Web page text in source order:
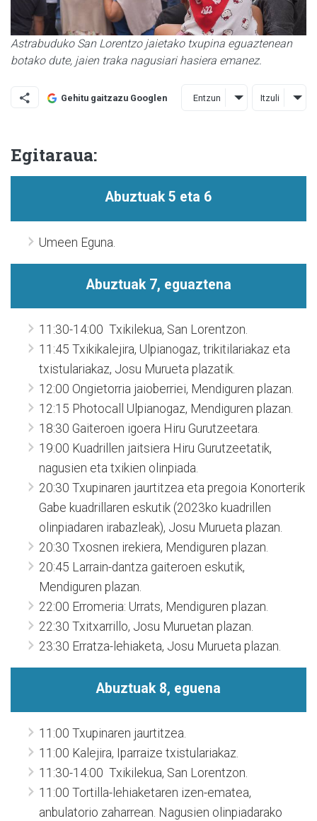
Astrabuduko San Lorentzo jaietako txupina eguaztenean
botako dute, jaien traka nagusiari hasiera emanez.
Gehitu gaitzazu Googlen Entzun Itzuli
Egitaraua:
Abuztuak 5 eta 6
Umeen Eguna.
Abuztuak 7, eguaztena
11:30-14:00 Txikilekua, San Lorentzon.
11:45 Txikikalejira, Ulpianogaz, trikitilariakaz eta
txistulariakaz, Josu Murueta plazatik.
12:00 Ongietorria jaioberriei, Mendiguren plazan.
12:15 Photocall Ulpianogaz, Mendiguren plazan.
18:30 Gaiteroen igoera Hiru Gurutzeetara.
19:00 Kuadrillen jaitsiera Hiru Gurutzeetatik,
nagusien eta txikien olinpiada.
20:30 Txupinaren jaurtitzea eta pregoia Konorterik
Gabe kuadrillaren eskutik (2023ko kuadrillen
olinpiadaren irabazleak), Josu Murueta plazan.
20:30 Txosnen irekiera, Mendiguren plazan.
20:45 Larrain-dantza gaiteroen eskutik,
Mendiguren plazan.
22:00 Erromeria: Urrats, Mendiguren plazan.
22:30 Txitxarrillo, Josu Muruetan plazan.
23:30 Erratza-lehiaketa, Josu Murueta plazan.
Abuztuak 8, eguena
11:00 Txupinaren jaurtitzea.
11:00 Kalejira, Iparraize txistulariakaz.
11:30-14:00 Txikilekua, San Lorentzon.
11:00 Tortilla-lehiaketaren izen-ematea,
anbulatorio zaharrean. Nagusien olinpiadarako